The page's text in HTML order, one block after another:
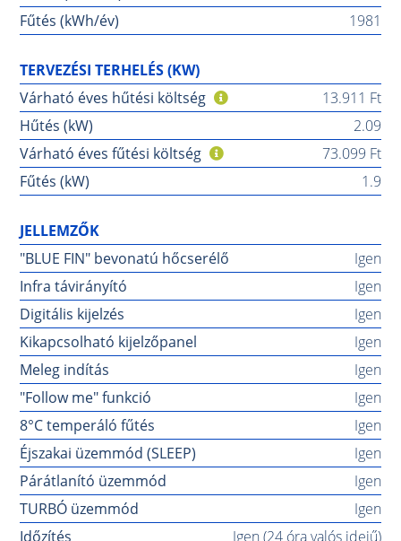
Fűtés (kWh/év)
1981
TERVEZÉSI TERHELÉS (KW)
Várható éves hűtési költség
13.911 Ft
Hűtés (kW)
2.09
Várható éves fűtési költség
73.099 Ft
Fűtés (kW)
1.9
JELLEMZŐK
"BLUE FIN" bevonatú hőcserélő
Igen
Infra távirányító
Igen
Digitális kijelzés
Igen
Kikapcsolható kijelzőpanel
Igen
Meleg indítás
Igen
"Follow me" funkció
Igen
8°C temperáló fűtés
Igen
Éjszakai üzemmód (SLEEP)
Igen
Párátlanító üzemmód
Igen
TURBÓ üzemmód
Igen
Időzítés
Igen (24 óra valós idejű)